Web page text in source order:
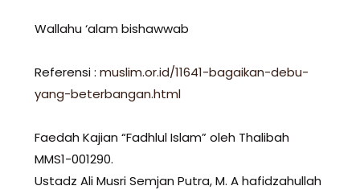
Wallahu ‘alam bishawwab
Referensi : muslim.or.id/11641-bagaikan-debu-
yang-beterbangan.html
Faedah Kajian “Fadhlul Islam” oleh Thalibah
MMS1-001290.
Ustadz Ali Musri Semjan Putra, M. A hafidzahullah